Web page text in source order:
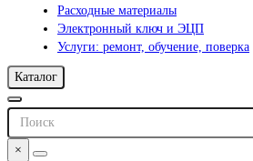
Расходные материалы
Электронный ключ и ЭЦП
Услуги: ремонт, обучение, поверка
Каталог
×